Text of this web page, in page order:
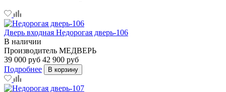
Дверь входная Недорогая дверь-106
В наличии
Производитель МЕДВЕРЬ
39 000 руб 42 900 руб
Подробнее
В корзину